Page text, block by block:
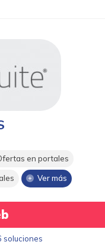
en portales
Ver más
soluciones